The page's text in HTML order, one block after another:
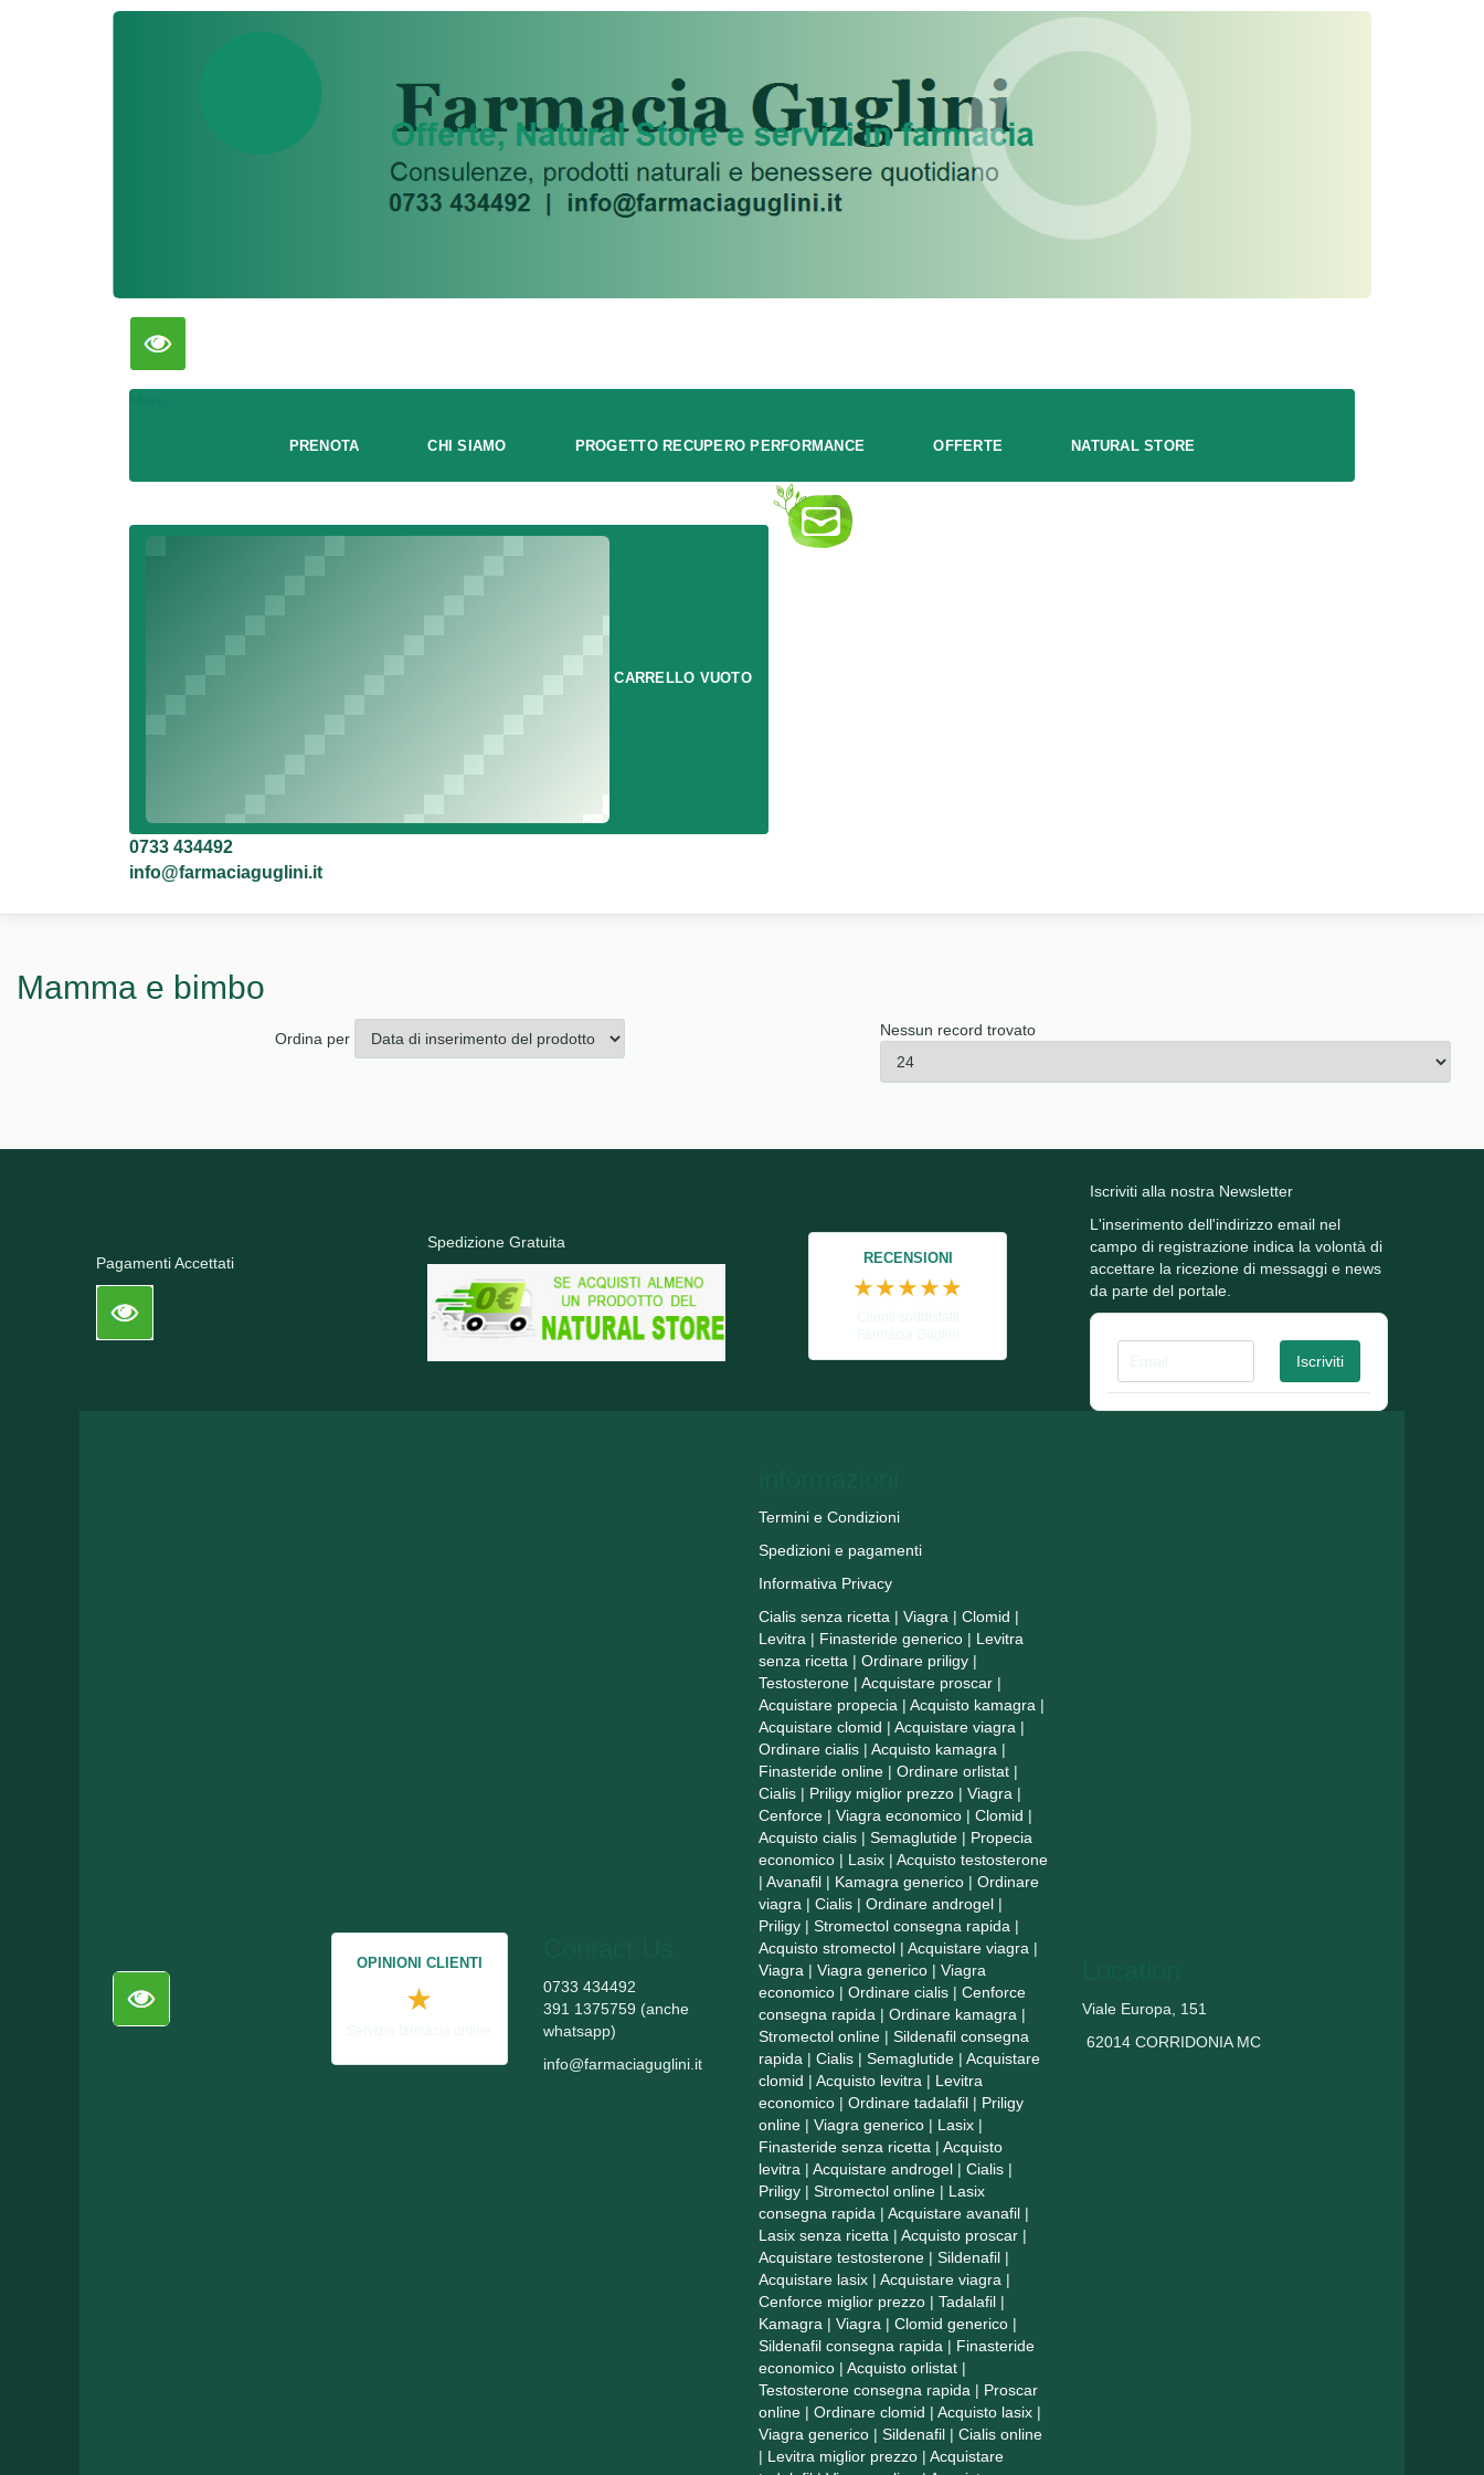
PRENOTA CHI SIAMO PROGETTO RECUPERO PERFORMANCE OFFERTE NATURAL STORE
CARRELLO VUOTO
0733 434492
info@farmaciaguglini.it
Mamma e bimbo
Ordina per Nessun record trovato
Pagamenti Accettati
Spedizione Gratuita
RECENSIONI
★★★★★
Iscriviti alla nostra Newsletter
L'inserimento dell'indirizzo email nel
campo di registrazione indica la volontà di
accettare la ricezione di messaggi e news
da parte del portale.
OPINIONI CLIENTI
★
0733 434492
391 1375759 (anche
whatsapp)
info@farmaciaguglini.it
Termini e Condizioni
Spedizioni e pagamenti
Informativa Privacy
Cialis senza ricetta | Viagra | Clomid |
Levitra | Finasteride generico | Levitra
senza ricetta | Ordinare priligy |
Testosterone | Acquistare proscar |
Acquistare propecia | Acquisto kamagra |
Acquistare clomid | Acquistare viagra |
Ordinare cialis | Acquisto kamagra |
Finasteride online | Ordinare orlistat |
Cialis | Priligy miglior prezzo | Viagra |
Cenforce | Viagra economico | Clomid |
Acquisto cialis | Semaglutide | Propecia
economico | Lasix | Acquisto testosterone
| Avanafil | Kamagra generico | Ordinare
viagra | Cialis | Ordinare androgel |
Priligy | Stromectol consegna rapida |
Acquisto stromectol | Acquistare viagra |
Viagra | Viagra generico | Viagra
economico | Ordinare cialis | Cenforce
consegna rapida | Ordinare kamagra |
Stromectol online | Sildenafil consegna
rapida | Cialis | Semaglutide | Acquistare
clomid | Acquisto levitra | Levitra
economico | Ordinare tadalafil | Priligy
online | Viagra generico | Lasix |
Finasteride senza ricetta | Acquisto
levitra | Acquistare androgel | Cialis |
Priligy | Stromectol online | Lasix
consegna rapida | Acquistare avanafil |
Lasix senza ricetta | Acquisto proscar |
Acquistare testosterone | Sildenafil |
Acquistare lasix | Acquistare viagra |
Cenforce miglior prezzo | Tadalafil |
Kamagra | Viagra | Clomid generico |
Sildenafil consegna rapida | Finasteride
economico | Acquisto orlistat |
Testosterone consegna rapida | Proscar
online | Ordinare clomid | Acquisto lasix |
Viagra generico | Sildenafil | Cialis online
| Levitra miglior prezzo | Acquistare
Viale Europa, 151
62014 CORRIDONIA MC